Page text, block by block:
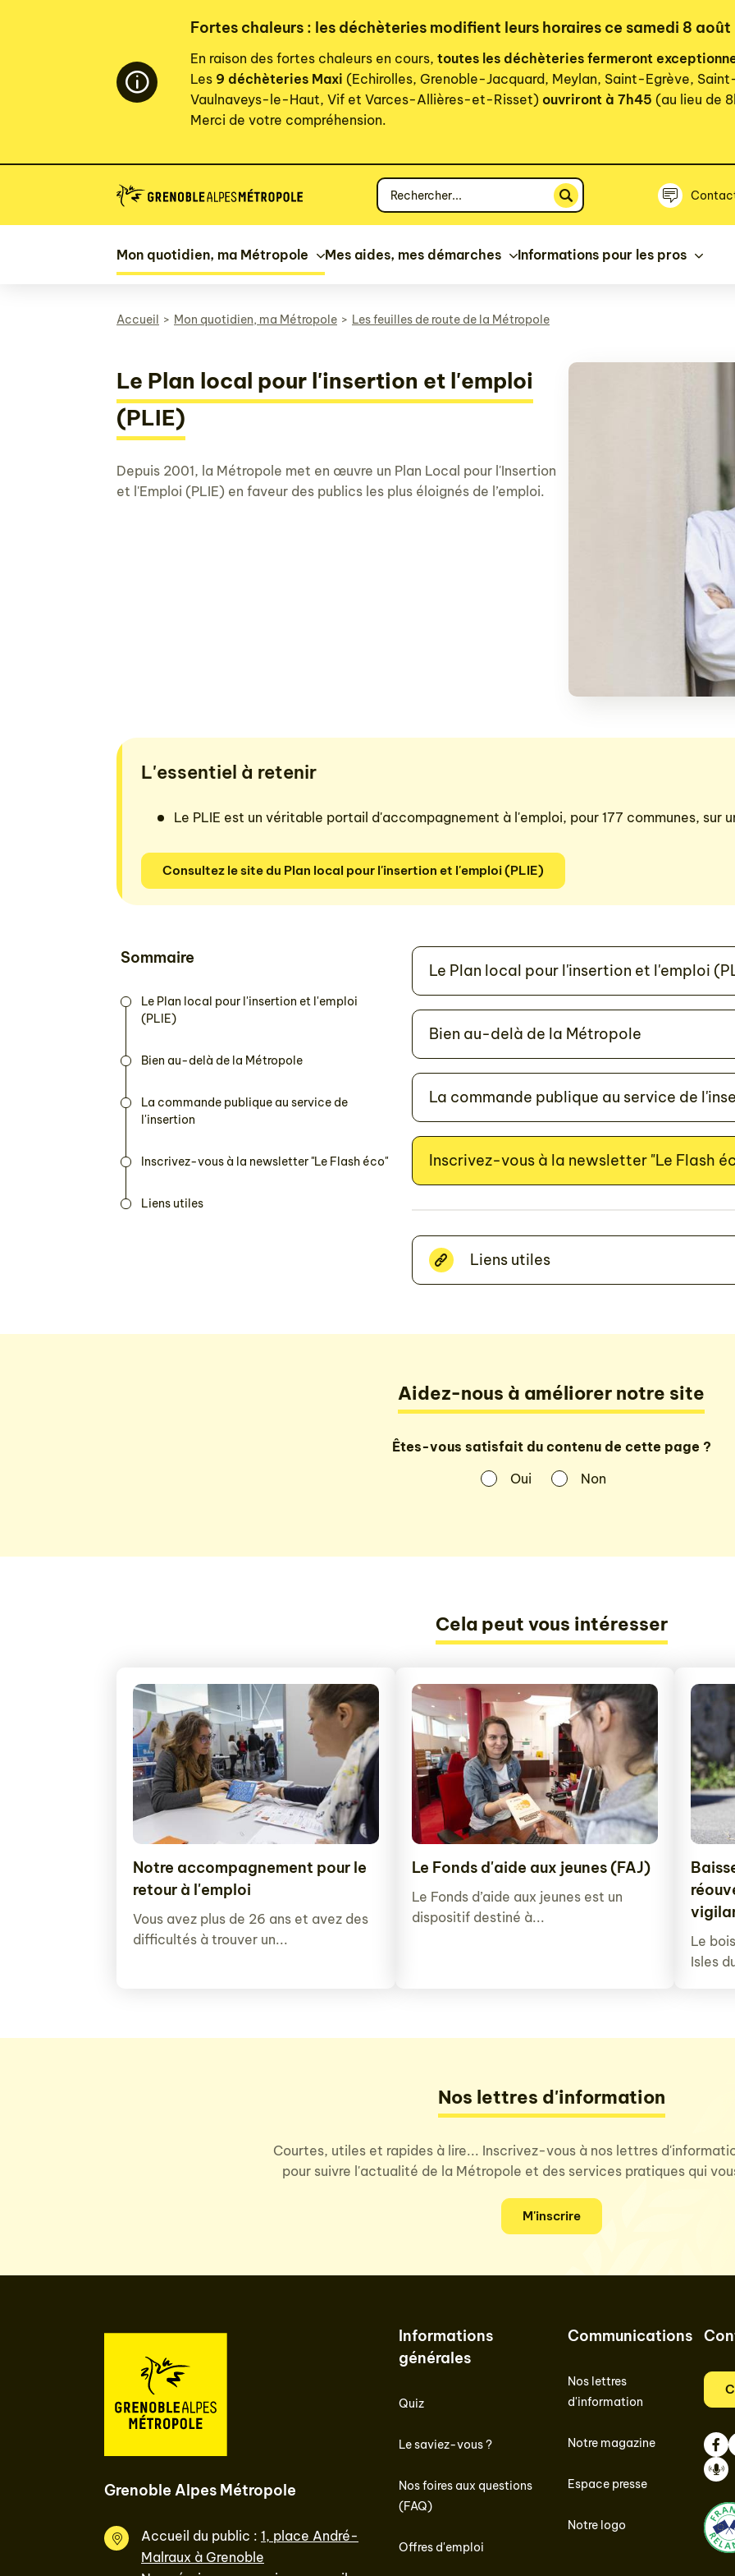
Fortes chaleurs : les déchèteries modifient leurs horaires ce samedi 8 août
En raison des fortes chaleurs en cours, toutes les déchèteries fermeront
Les 9 déchèteries Maxi (Echirolles, Grenoble-Jacquard, Meylan, Saint-Egrève,
Vaulnaveys-le-Haut, Vif et Varces-Allières-et-Risset) ouvriront à 7h45 (au lieu de
Merci de votre compréhension.
Votre
recherche
Mon quotidien, ma Métropole Mes aides, mes démarches Informations pour les pros
Accueil Mon quotidien, ma Métropole Les feuilles de route de la Métropole
Le Plan local pour l'insertion et l'emploi
(PLIE)
Depuis 2001, la Métropole met en œuvre un Plan Local pour l'Insertion
et l'Emploi (PLIE) en faveur des publics les plus éloignés de l’emploi.
L'essentiel à retenir
Le PLIE est un véritable portail d'accompagnement à l'emploi, pour 177 communes, sur
Consultez le site du Plan local pour l'insertion et l'emploi (PLIE)
Sommaire
Le Plan local pour l'insertion et l'emploi
(PLIE)
Bien au-delà de la Métropole
La commande publique au service de
l'insertion
Inscrivez-vous à la newsletter "Le Flash éco"
Liens utiles
Le Plan local pour l'insertion et l'emploi
Bien au-delà de la Métropole
La commande publique au service de
Inscrivez-vous à la newsletter "Le Flash
Liens utiles
Aidez-nous à améliorer notre site
Êtes-vous satisfait du contenu de cette page ?
Oui
Non
Cela peut vous intéresser
Notre accompagnement pour le
retour à l'emploi
Vous avez plus de 26 ans et avez des
difficultés à trouver un...
Le Fonds d'aide aux jeunes (FAJ)
Le Fonds d’aide aux jeunes est un
dispositif destiné à...
Le
Isles
Nos lettres d'information
Courtes, utiles et rapides à lire... Inscrivez-vous à nos lettres
pour suivre l'actualité de la Métropole et des services pratiques qui
M'inscrire
Grenoble Alpes Métropole
Accueil du public : 1, place André-
Malraux à Grenoble
Informations
générales
Quiz
Le saviez-vous ?
Nos foires aux questions
(FAQ)
Offres d'emploi
Communications
Nos lettres
d'information
Notre magazine
Espace presse
Notre logo